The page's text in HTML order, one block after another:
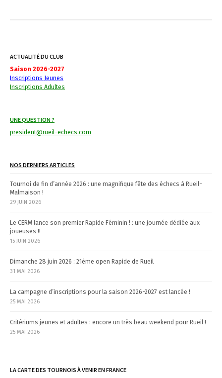
ACTUALITÉ DU CLUB
Saison 2026-2027
Inscriptions Jeunes
Inscriptions Adultes
UNE QUESTION ?
president@rueil-echecs.com
NOS DERNIERS ARTICLES
Tournoi de fin d’année 2026 : une magnifique fête des échecs à Rueil-
Malmaison !
29 JUIN 2026
Le CERM lance son premier Rapide Féminin ! : une journée dédiée aux
joueuses !!
15 JUIN 2026
Dimanche 28 juin 2026 : 21ème open Rapide de Rueil
31 MAI 2026
La campagne d’inscriptions pour la saison 2026-2027 est lancée !
25 MAI 2026
Critériums jeunes et adultes : encore un très beau weekend pour Rueil !
25 MAI 2026
LA CARTE DES TOURNOIS À VENIR EN FRANCE